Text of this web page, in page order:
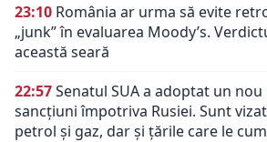
23:10 România ar urma să evite
„junk” în evaluarea Moody’s.
această seară
22:57Senatul SUA a adoptat un
sancțiuni împotriva Rusiei. Sunt
petrol și gaz, dar și țările care le